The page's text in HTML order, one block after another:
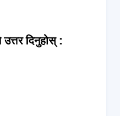
दिनुहोस् :